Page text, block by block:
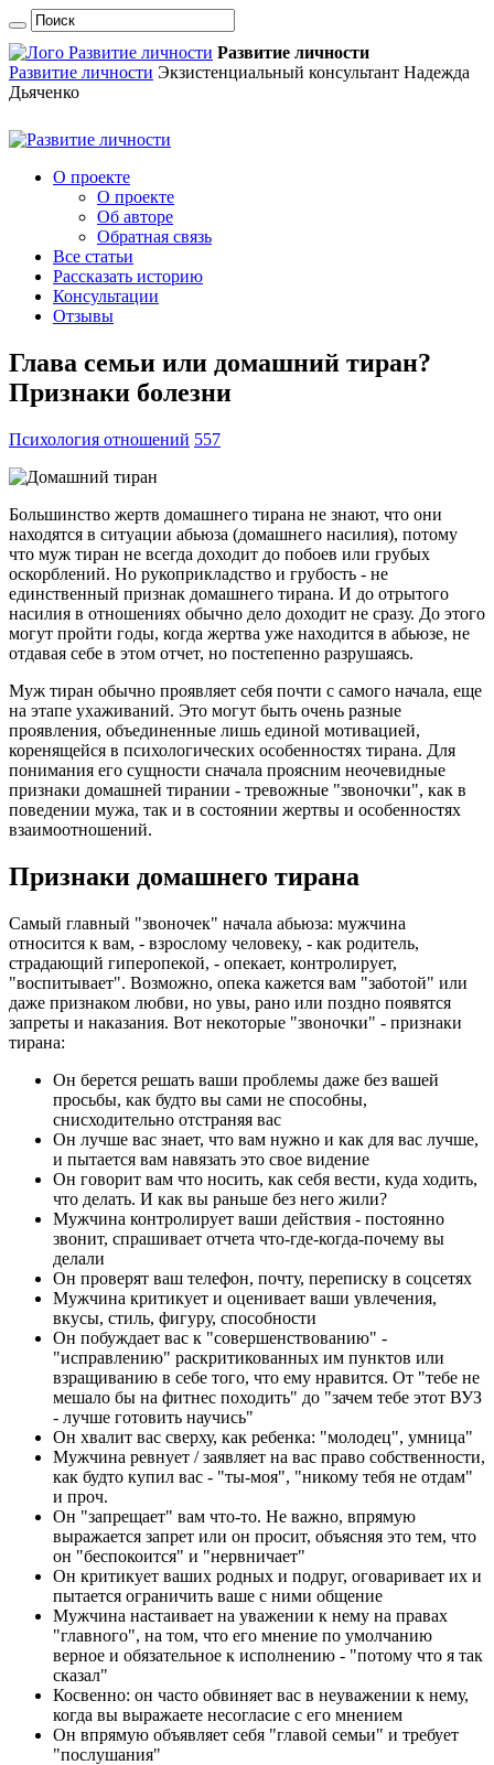
Развитие личности
Развитие личности Экзистенциальный консультант Надежда
Дьяченко
О проекте
О проекте
Об авторе
Обратная связь
Все статьи
Рассказать историю
Консультации
Отзывы
Глава семьи или домашний тиран?
Признаки болезни
Психология отношений 557
Большинство жертв домашнего тирана не знают, что они
находятся в ситуации абьюза (домашнего насилия), потому
что муж тиран не всегда доходит до побоев или грубых
оскорблений. Но рукоприкладство и грубость - не
единственный признак домашнего тирана. И до отрытого
насилия в отношениях обычно дело доходит не сразу. До этого
могут пройти годы, когда жертва уже находится в абьюзе, не
отдавая себе в этом отчет, но постепенно разрушаясь.
Муж тиран обычно проявляет себя почти с самого начала, еще
на этапе ухаживаний. Это могут быть очень разные
проявления, объединенные лишь единой мотивацией,
коренящейся в психологических особенностях тирана. Для
понимания его сущности сначала проясним неочевидные
признаки домашней тирании - тревожные "звоночки", как в
поведении мужа, так и в состоянии жертвы и особенностях
взаимоотношений.
Признаки домашнего тирана
Самый главный "звоночек" начала абьюза: мужчина
относится к вам, - взрослому человеку, - как родитель,
страдающий гиперопекой, - опекает, контролирует,
"воспитывает". Возможно, опека кажется вам "заботой" или
даже признаком любви, но увы, рано или поздно появятся
запреты и наказания. Вот некоторые "звоночки" - признаки
тирана:
Он берется решать ваши проблемы даже без вашей
просьбы, как будто вы сами не способны,
снисходительно отстраняя вас
Он лучше вас знает, что вам нужно и как для вас лучше,
и пытается вам навязать это свое видение
Он говорит вам что носить, как себя вести, куда ходить,
что делать. И как вы раньше без него жили?
Мужчина контролирует ваши действия - постоянно
звонит, спрашивает отчета что-где-когда-почему вы
делали
Он проверят ваш телефон, почту, переписку в соцсетях
Мужчина критикует и оценивает ваши увлечения,
вкусы, стиль, фигуру, способности
Он побуждает вас к "совершенствованию" -
"исправлению" раскритикованных им пунктов или
взращиванию в себе того, что ему нравится. От "тебе не
мешало бы на фитнес походить" до "зачем тебе этот ВУЗ
- лучше готовить научись"
Он хвалит вас сверху, как ребенка: "молодец", умница"
Мужчина ревнует / заявляет на вас право собственности,
как будто купил вас - "ты-моя", "никому тебя не отдам"
и проч.
Он "запрещает" вам что-то. Не важно, впрямую
выражается запрет или он просит, объясняя это тем, что
он "беспокоится" и "нервничает"
Он критикует ваших родных и подруг, оговаривает их и
пытается ограничить ваше с ними общение
Мужчина настаивает на уважении к нему на правах
"главного", на том, что его мнение по умолчанию
верное и обязательное к исполнению - "потому что я так
сказал"
Косвенно: он часто обвиняет вас в неуважении к нему,
когда вы выражаете несогласие с его мнением
Он впрямую объявляет себя "главой семьи" и требует
"послушания"